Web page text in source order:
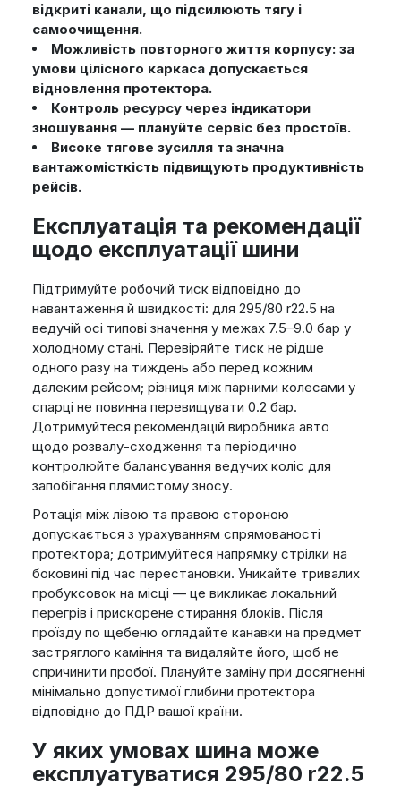
відкриті канали, що підсилюють тягу і
самоочищення.
Можливість повторного життя корпусу: за
умови цілісного каркаса допускається
відновлення протектора.
Контроль ресурсу через індикатори
зношування — плануйте сервіс без простоїв.
Високе тягове зусилля та значна
вантажомісткість підвищують продуктивність
рейсів.
Експлуатація та рекомендації
щодо експлуатації шини
Підтримуйте робочий тиск відповідно до
навантаження й швидкості: для 295/80 r22.5 на
ведучій осі типові значення у межах 7.5–9.0 бар у
холодному стані. Перевіряйте тиск не рідше
одного разу на тиждень або перед кожним
далеким рейсом; різниця між парними колесами у
спарці не повинна перевищувати 0.2 бар.
Дотримуйтеся рекомендацій виробника авто
щодо розвалу-сходження та періодично
контролюйте балансування ведучих коліс для
запобігання плямистому зносу.
Ротація між лівою та правою стороною
допускається з урахуванням спрямованості
протектора; дотримуйтеся напрямку стрілки на
боковині під час перестановки. Уникайте тривалих
пробуксовок на місці — це викликає локальний
перегрів і прискорене стирання блоків. Після
проїзду по щебеню оглядайте канавки на предмет
застряглого каміння та видаляйте його, щоб не
спричинити пробої. Плануйте заміну при досягненні
мінімально допустимої глибини протектора
відповідно до ПДР вашої країни.
У яких умовах шина може
експлуатуватися 295/80 r22.5